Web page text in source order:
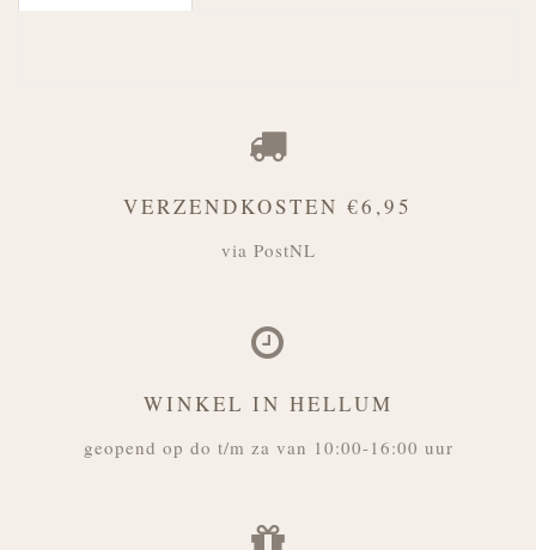
VERZENDKOSTEN €6,95
via PostNL
WINKEL IN HELLUM
geopend op do t/m za van 10:00-16:00 uur